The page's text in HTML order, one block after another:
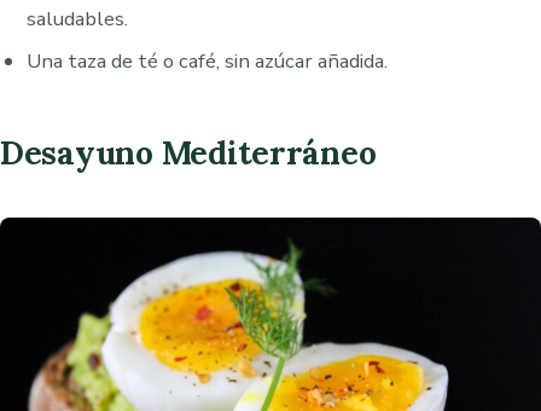
saludables.
Una taza de té o café, sin azúcar añadida.
Desayuno Mediterráneo